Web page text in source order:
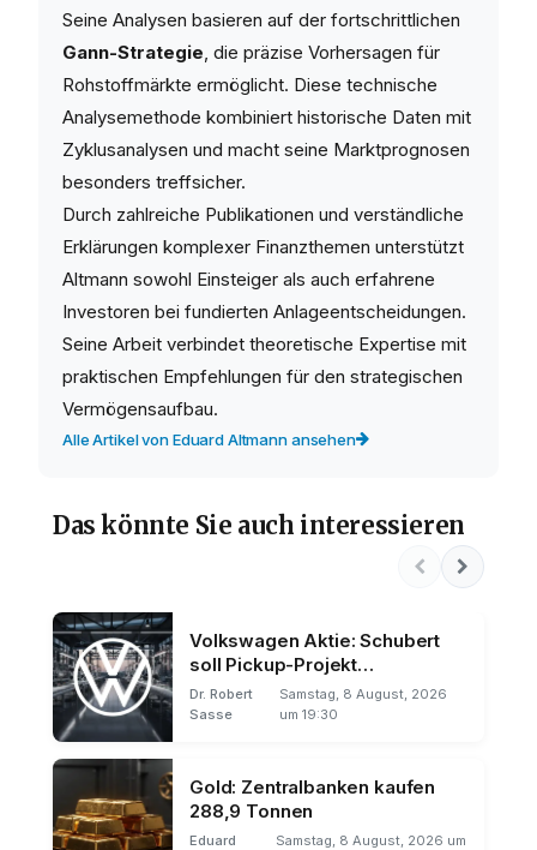
Seine Analysen basieren auf der fortschrittlichen
Gann-Strategie , die präzise Vorhersagen für
Rohstoffmärkte ermöglicht. Diese technische
Analysemethode kombiniert historische Daten mit
Zyklusanalysen und macht seine Marktprognosen
besonders treffsicher.
Durch zahlreiche Publikationen und verständliche
Erklärungen komplexer Finanzthemen unterstützt
Altmann sowohl Einsteiger als auch erfahrene
Investoren bei fundierten Anlageentscheidungen.
Seine Arbeit verbindet theoretische Expertise mit
praktischen Empfehlungen für den strategischen
Vermögensaufbau.
Alle Artikel von Eduard Altmann ansehen
Das könnte Sie auch interessieren
Volkswagen Aktie: Schubert
soll Pickup-Projekt
vorantreiben
Dr. Robert
Sasse
Samstag, 8 August, 2026
um 19:30
Gold: Zentralbanken kaufen
288,9 Tonnen
Eduard
Samstag, 8 August, 2026 um